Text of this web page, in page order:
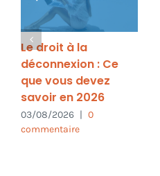
Le droit à la
déconnexion : Ce
que vous devez
savoir en 2026
03/08/2026 | 0
commentaire